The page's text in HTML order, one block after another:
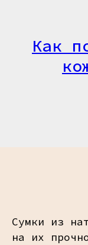
Как
Сумки из
на их